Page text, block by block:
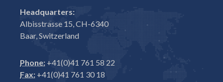
Headquarters:
Albisstrasse 15, CH-6340
Baar, Switzerland
Phone: +41(0)41 761 58 22
Fax: +41(0)41 761 30 18